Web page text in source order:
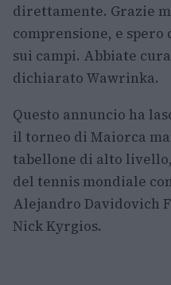
direttamente. Grazie
comprensione, e
sui campi. Abbiate
dichiarato Wawrinka.
Questo annuncio ha
il torneo di Maiorca
tabellone di alto
del tennis mondiale
Alejandro Davidovich
Nick Kyrgios.